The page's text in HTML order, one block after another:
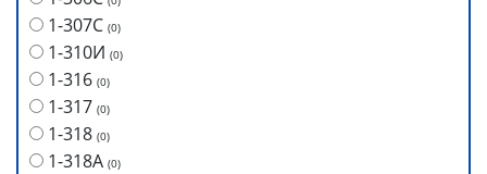
1-307С (0)
1-310И (0)
1-316 (0)
1-317 (0)
1-318 (0)
1-318А (0)